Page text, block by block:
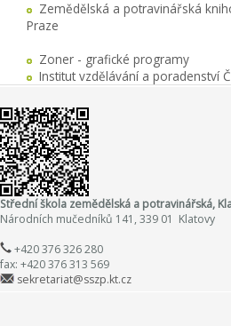
Zemědělská a potravinářská
Praze
Zoner - grafické programy
Institut vzdělávání a poradenství
Střední škola zemědělská a potravinářská,
Národních mučedníků 141, 339 01 Klatovy
+420 376 326 280
fax: +420 376 313 569
sekretariat@sszp.kt.cz